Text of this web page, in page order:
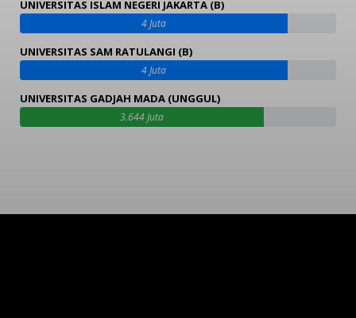
UNIVERSITAS ISLAM NEGERI JAKARTA (B)
4 Juta
UNIVERSITAS SAM RATULANGI (B)
4 Juta
UNIVERSITAS GADJAH MADA (UNGGUL)
3.644 Juta